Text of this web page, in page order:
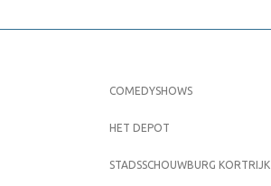
COMEDYSHOWS
HET DEPOT
STADSSCHOUWBURG KORTRIJK